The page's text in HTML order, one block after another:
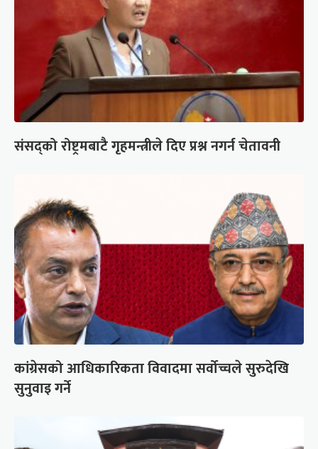
संसद्को रोष्ट्रमबाटै गृहमन्त्रीले दिए प्रश्न नगर्न चेतावनी
कांग्रेसको आधिकारिकता विवादमा सर्वोच्चले सुरुदेखि
सुनुवाइ गर्ने